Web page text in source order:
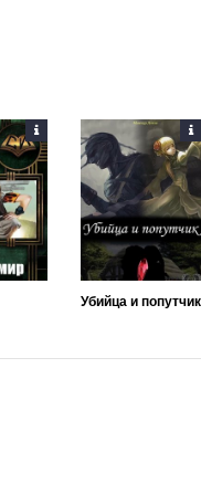
Убийца и попутчик